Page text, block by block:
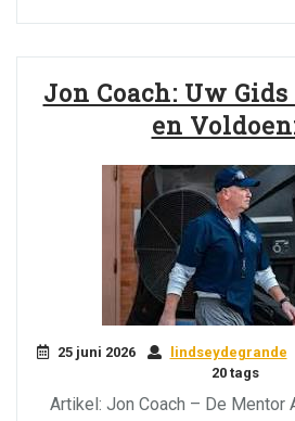
Jon Coach: Uw
en
25 juni 2026 lindseydegrande
20 tags
Artikel: Jon Coach – De Mentor